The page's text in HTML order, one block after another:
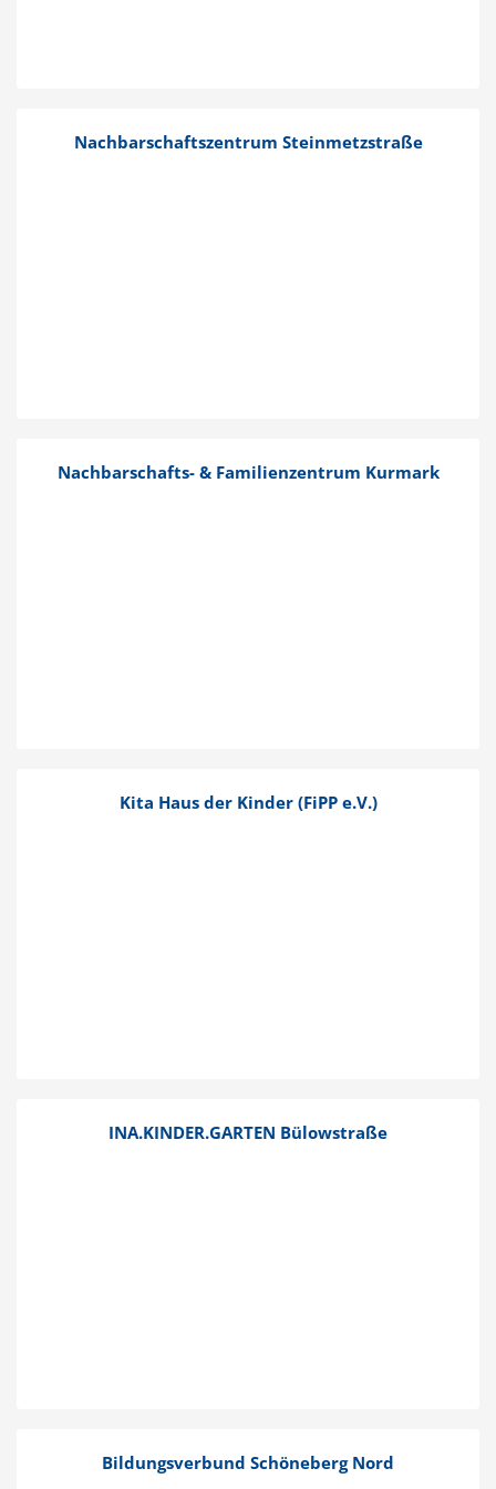
Nachbar­schafts­zentrum Stein­metz­straße
Nachbar­­schafts- & Famili­en­zentrum Kurmark
Kita Haus der Kinder (FiPP e.V.)
INA.KINDER.GARTEN Bülow­straße
Bildungs­verbund Schöneberg Nord